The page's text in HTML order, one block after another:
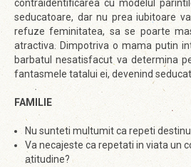
contraidentificarea cu modelul
seducatoare, dar nu prea iubitoare
refuze feminitatea, sa se poarte
atractiva. Dimpotriva o mama putin
barbatul nesatisfacut va determina
fantasmele tatalui ei, devenind
FAMILIE
Nu sunteti multumit ca repeti
Va necajeste ca repetati in viata un
atitudine?